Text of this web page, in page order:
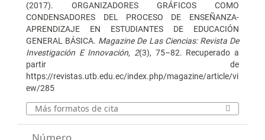
(2017). ORGANIZADORES GRÁFICOS COMO
CONDENSADORES DEL PROCESO DE ENSEÑANZA-
APRENDIZAJE EN ESTUDIANTES DE EDUCACIÓN
GENERAL BÁSICA. Magazine De Las Ciencias: Revista De
Investigación E Innovación, 2(3), 75–82. Recuperado a
partir de
https://revistas.utb.edu.ec/index.php/magazine/article/vi
ew/285
Más formatos de cita